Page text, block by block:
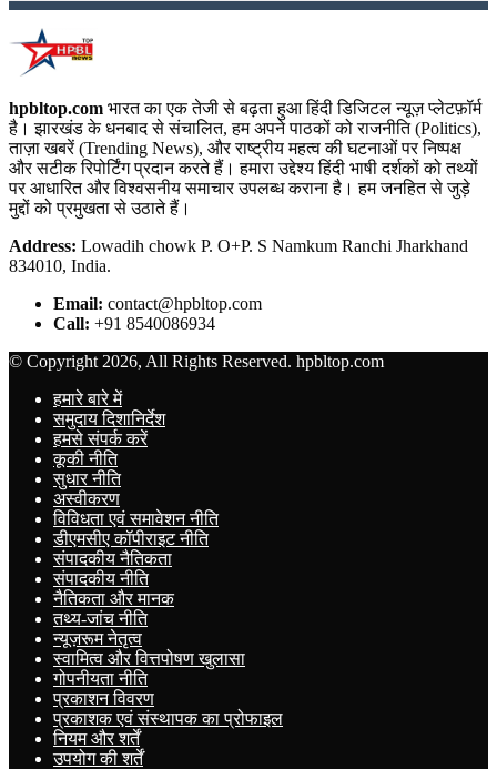
hpbltop.com भारत का एक तेजी से बढ़ता हुआ हिंदी डिजिटल न्यूज़ प्लेटफ़ॉर्म
है। झारखंड के धनबाद से संचालित, हम अपने पाठकों को राजनीति (Politics),
ताज़ा खबरें (Trending News), और राष्ट्रीय महत्व की घटनाओं पर निष्पक्ष
और सटीक रिपोर्टिंग प्रदान करते हैं। हमारा उद्देश्य हिंदी भाषी दर्शकों को तथ्यों
पर आधारित और विश्वसनीय समाचार उपलब्ध कराना है। हम जनहित से जुड़े
मुद्दों को प्रमुखता से उठाते हैं।
Address: Lowadih chowk P. O+P. S Namkum Ranchi Jharkhand
834010, India.
Email: contact@hpbltop.com
Call: +91 8540086934
© Copyright 2026, All Rights Reserved. hpbltop.com
हमारे बारे में
समुदाय दिशानिर्देश
हमसे संपर्क करें
कूकी नीति
सुधार नीति
अस्वीकरण
विविधता एवं समावेशन नीति
डीएमसीए कॉपीराइट नीति
संपादकीय नैतिकता
संपादकीय नीति
नैतिकता और मानक
तथ्य-जांच नीति
न्यूज़रूम नेतृत्व
स्वामित्व और वित्तपोषण खुलासा
गोपनीयता नीति
प्रकाशन विवरण
प्रकाशक एवं संस्थापक का प्रोफाइल
नियम और शर्तें
उपयोग की शर्तें